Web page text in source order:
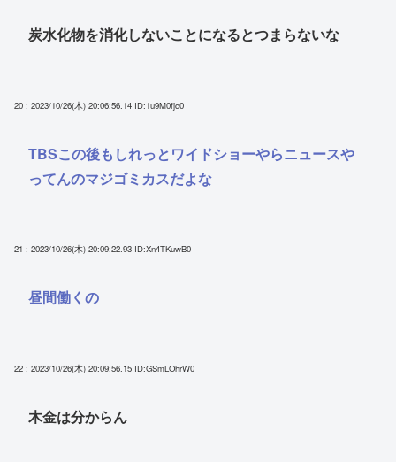
炭水化物を消化しないことになるとつまらないな
20 : 2023/10/26(木) 20:06:56.14 ID:1u9M0fjc0
TBSこの後もしれっとワイドショーやらニュースや
ってんのマジゴミカスだよな
21 : 2023/10/26(木) 20:09:22.93 ID:Xn4TKuwB0
昼間働くの
22 : 2023/10/26(木) 20:09:56.15 ID:GSmLOhrW0
木金は分からん